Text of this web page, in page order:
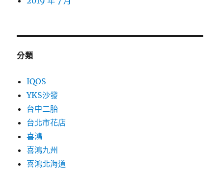
分類
IQOS
YKS沙發
台中二胎
台北市花店
喜鴻
喜鴻九州
喜鴻北海道